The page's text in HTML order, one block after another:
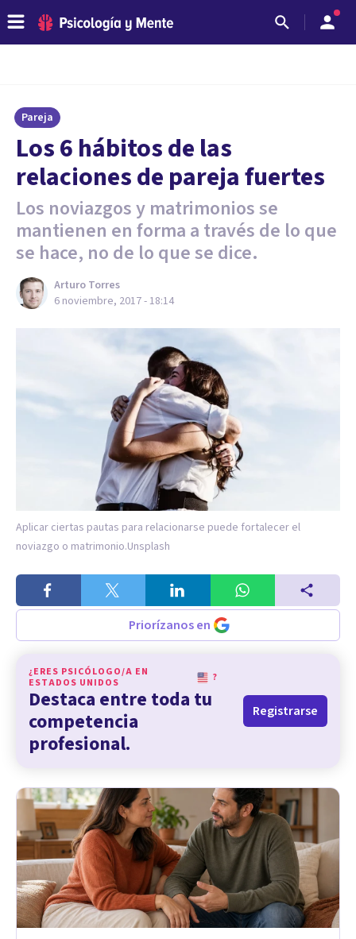
Pareja
Los 6 hábitos de las
relaciones de pareja fuertes
Los noviazgos y matrimonios se
mantienen en forma a través de lo que
se hace, no de lo que se dice.
Arturo Torres
6 noviembre, 2017 - 18:14
Aplicar ciertas pautas para relacionarse puede fortalecer el
noviazgo o matrimonio.Unsplash
Priorízanos en
¿ERES PSICÓLOGO/A EN
ESTADOS UNIDOS
?
Destaca entre toda tu
competencia
profesional.
Registrarse